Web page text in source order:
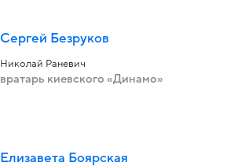
Сергей Безруков
Николай Раневич
вратарь киевского «Динамо»
Елизавета Боярская